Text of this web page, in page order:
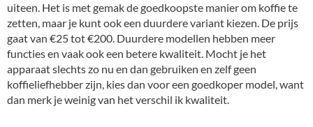
uiteen. Het is met gemak de goedkoopste manier om koffie te
zetten, maar je kunt ook een duurdere variant kiezen. De prijs
gaat van €25 tot €200. Duurdere modellen hebben meer
functies en vaak ook een betere kwaliteit. Mocht je het
apparaat slechts zo nu en dan gebruiken en zelf geen
koffieliefhebber zijn, kies dan voor een goedkoper model, want
dan merk je weinig van het verschil ik kwaliteit.